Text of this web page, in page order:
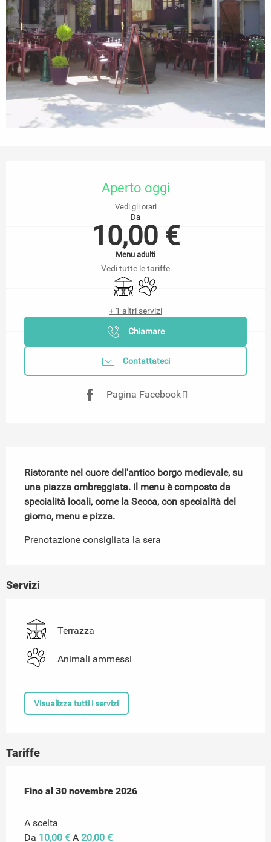
Aperto oggi
Vedi gli orari
Da
10,00 €
Menu adulti
Vedi tutte le tariffe
TerrazzaAnimali ammessi
+ 1 altri servizi
Chiamare
Contattateci
Pagina Facebook
Ristorante nel cuore dell'antico borgo medievale, su
una piazza ombreggiata. Il menu è composto da
specialità locali, come la Secca, con specialità del
giorno, menu e pizza.
Prenotazione consigliata la sera
Servizi
Terrazza
Animali ammessi
Visualizza tutti i servizi
Tariffe
Dal7 febbraio 2026al30 novembre 2026
Fino al 30 novembre 2026
A scelta
Da 10,00 € A 20,00 €